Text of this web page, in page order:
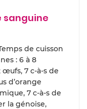
sanguine
de cuisson
: 6 à 8
7 c-à-s de
d’orange
7 c-à-s de
la génoise,